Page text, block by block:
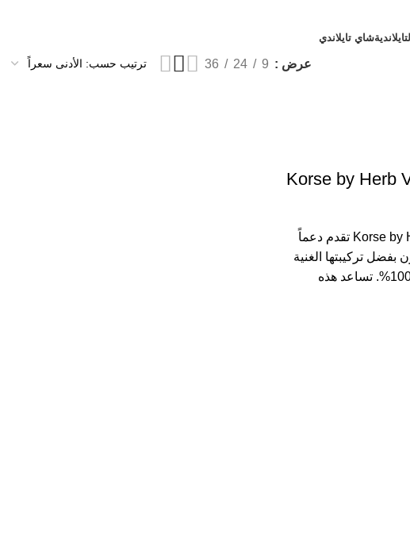
شاي تايلاندي
عرض 9
24
36
Korse by Herb
كبسولات Korse by Herb Vip 15 تقدم دعماً
بفضل تركيبتها الغنية